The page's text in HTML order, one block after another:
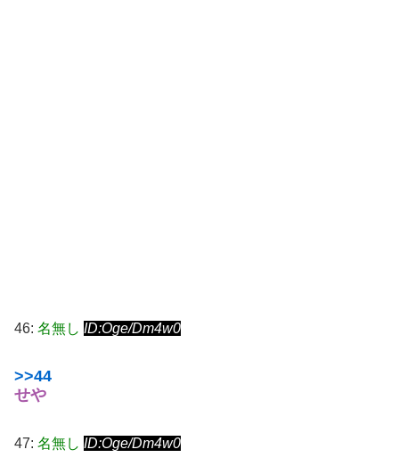
46: 名無し ID:Oge/Dm4w0
>>44
せや
47: 名無し ID:Oge/Dm4w0